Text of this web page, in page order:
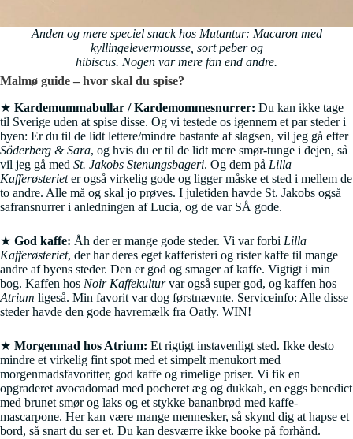
Anden og mere speciel snack hos Mutantur: Macaron med
kyllingelevermousse, sort peber og
hibiscus. Nogen var mere fan end andre.
Malmø guide – hvor skal du spise?
★ Kardemummabullar / Kardemommesnurrer: Du kan ikke tage
til Sverige uden at spise disse. Og vi testede os igennem et par steder i
byen: Er du til de lidt lettere/mindre bastante af slagsen, vil jeg gå efter
Söderberg & Sara, og hvis du er til de lidt mere smør-tunge i dejen, så
vil jeg gå med St. Jakobs Stenungsbageri. Og dem på Lilla
Kafferøsterieter også virkelig gode og ligger måske et sted i mellem de
to andre. Alle må og skal jo prøves. I juletiden havde St. Jakobs også
safransnurrer i anledningen af Lucia, og de var SÅ gode.
★ God kaffe: Åh der er mange gode steder. Vi var forbi Lilla
Kafferøsteriet, der har deres eget kafferisteri og rister kaffe til mange
andre af byens steder. Den er god og smager af kaffe. Vigtigt i min
bog. Kaffen hos Noir Kaffekulturvar også super god, og kaffen hos
Atrium ligeså. Min favorit var dog førstnævnte. Serviceinfo: Alle disse
steder havde den gode havremælk fra Oatly. WIN!
★ Morgenmad hos Atrium: Et rigtigt instavenligt sted. Ikke desto
mindre et virkelig fint spot med et simpelt menukort med
morgenmadsfavoritter, god kaffe og rimelige priser. Vi fik en
opgraderet avocadomad med pocheret æg og dukkah, en eggs benedict
med brunet smør og laks og et stykke bananbrød med kaffe-
mascarpone. Her kan være mange mennesker, så skynd dig at hapse et
bord, så snart du ser et. Du kan desværre ikke booke på forhånd.